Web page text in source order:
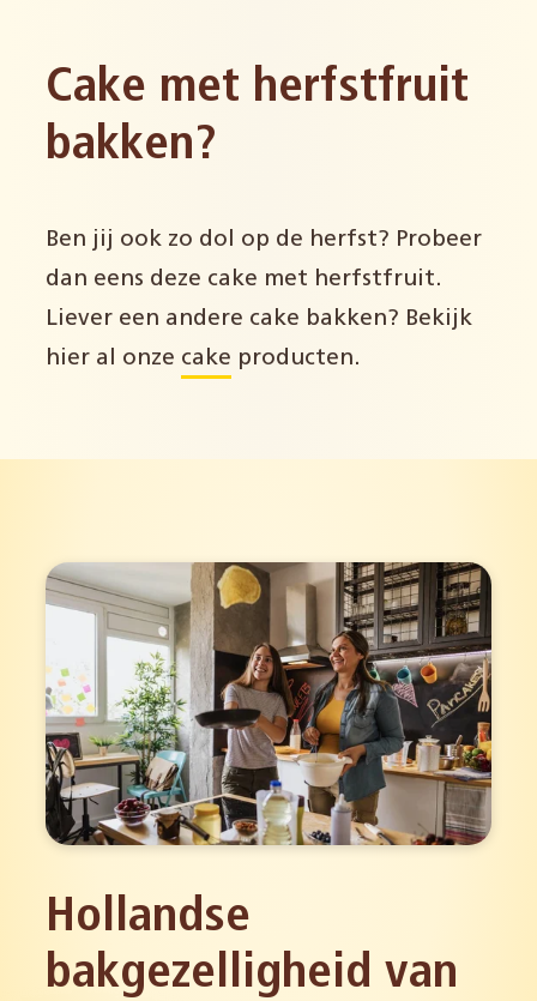
Cake met herfstfruit
bakken?
Ben jij ook zo dol op de herfst? Probeer
dan eens deze cake met herfstfruit.
Liever een andere cake bakken? Bekijk
hier al onze cake producten.
Hollandse
bakgezelligheid van